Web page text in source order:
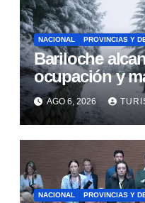
NACIONAL PROVINCIAS Y
Bariloche
ocupación y
buenas
AGO 6, 2026
NACIONAL PROVINCIAS Y